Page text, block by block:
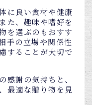
に良い食材や健康
た、趣味や嗜好を
を選ぶのもおすす
手の立場や関係性
することが大切で
感謝の気持ちと、
最適な贈り物を見